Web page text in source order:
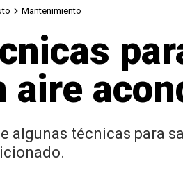
Mantenimiento
aire
algunas técnicas para